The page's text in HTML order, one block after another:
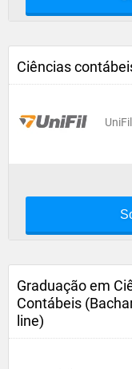
Ciências
UniFil
Graduação em
Contábeis
line)